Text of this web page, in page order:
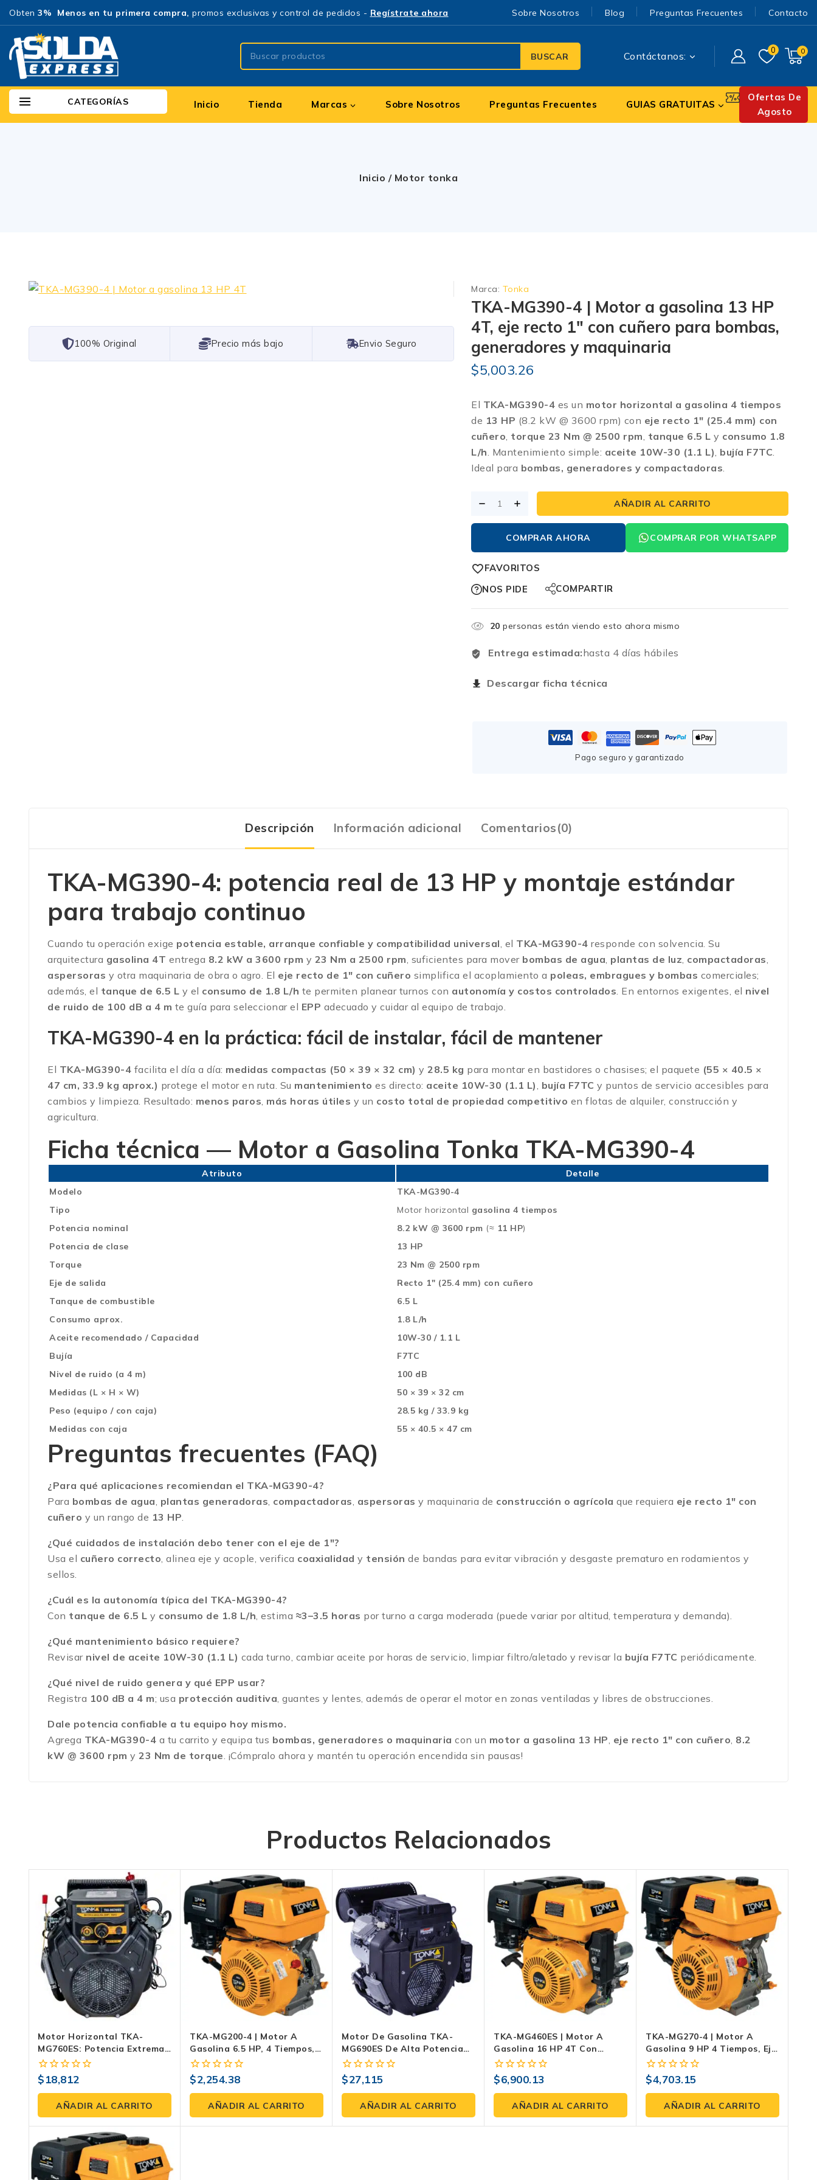
Obten 3% Menos en tu primera compra, promos exclusivas y control de pedidos - Regístrate ahora Sobre Nosotros Blog Preguntas Frecuentes Contacto
BUSCAR Contáctanos: 0 0
CATEGORÍAS Inicio Tienda Marcas Sobre Nosotros Preguntas Frecuentes GUIAS GRATUITAS
Ofertas De
Agosto
Inicio / Motor tonka
101% Original Lowest Price Free Shipping
Marca: Tonka
TKA-MG390-4 | Motor a gasolina 13 HP
4T, eje recto 1″ con cuñero para bombas,
generadores y maquinaria
$5,003.26
El TKA-MG390-4 es un motor horizontal a gasolina 4 tiempos
de 13 HP (8.2 kW @ 3600 rpm) con eje recto 1″ (25.4 mm) con
cuñero torque 23 Nm @ 2500 rpm tanque 6.5 L y consumo 1.8
L/h . Mantenimiento simple: aceite 10W-30 (1.1 L) bujía F7TC
Ideal para bombas, generadores y compactadoras
AÑADIR AL CARRITO
COMPRAR AHORA COMPRAR POR WHATSAPP
FAVORITOS
NOS PIDE
COMPARTIR
20 personas están viendo esto ahora mismo
Entrega estimada:hasta 4 días hábiles
Descargar ficha técnica
Pago seguro y garantizado
Descripción Información adicional Comentarios(0)
TKA-MG390-4: potencia real de 13 HP y montaje estándar
para trabajo continuo
Cuando tu operación exige potencia estable, arranque confiable y compatibilidad universal, el TKA-MG390-4 responde con solvencia. Su
arquitectura gasolina 4T entrega 8.2 kW a 3600 rpm y 23 Nm a 2500 rpm, suficientes para mover bombas de agua, plantas de luz, compactadoras,
aspersoras y otra maquinaria de obra o agro. El eje recto de 1″ con cuñero simplifica el acoplamiento a poleas, embragues y bombas comerciales;
además, el tanque de 6.5 L y el consumo de 1.8 L/h te permiten planear turnos con autonomía y costos controlados. En entornos exigentes, el nivel
de ruido de 100 dB a 4 m te guía para seleccionar el EPP adecuado y cuidar al equipo de trabajo.
TKA-MG390-4 en la práctica: fácil de instalar, fácil de mantener
El TKA-MG390-4 facilita el día a día: medidas compactas (50 × 39 × 32 cm) y 28.5 kg para montar en bastidores o chasises; el paquete (55 × 40.5 ×
47 cm, 33.9 kg aprox.) protege el motor en ruta. Su mantenimiento es directo: aceite 10W-30 (1.1 L), bujía F7TC y puntos de servicio accesibles para
cambios y limpieza. Resultado: menos paros, más horas útiles y un costo total de propiedad competitivo en flotas de alquiler, construcción y
agricultura.
Ficha técnica — Motor a Gasolina Tonka TKA-MG390-4
Atributo
Detalle
Modelo
TKA-MG390-4
Tipo
Motor horizontal gasolina 4 tiempos
Potencia nominal
8.2 kW @ 3600 rpm (≈ 11 HP)
Potencia de clase
13 HP
Torque
23 Nm @ 2500 rpm
Eje de salida
Recto 1″ (25.4 mm) con cuñero
Tanque de combustible
6.5 L
Consumo aprox.
1.8 L/h
Aceite recomendado / Capacidad
10W-30 / 1.1 L
Bujía
F7TC
Nivel de ruido (a 4 m)
100 dB
Medidas (L × H × W)
50 × 39 × 32 cm
Peso (equipo / con caja)
28.5 kg / 33.9 kg
Medidas con caja
55 × 40.5 × 47 cm
Preguntas frecuentes (FAQ)
¿Para qué aplicaciones recomiendan el TKA-MG390-4?
Para bombas de agua, plantas generadoras, compactadoras, aspersoras y maquinaria de construcción o agrícola que requiera eje recto 1″ con
cuñero y un rango de 13 HP.
¿Qué cuidados de instalación debo tener con el eje de 1″?
Usa el cuñero correcto, alinea eje y acople, verifica coaxialidad y tensión de bandas para evitar vibración y desgaste prematuro en rodamientos y
sellos.
¿Cuál es la autonomía típica del TKA-MG390-4?
Con tanque de 6.5 L y consumo de 1.8 L/h, estima ≈3–3.5 horas por turno a carga moderada (puede variar por altitud, temperatura y demanda).
¿Qué mantenimiento básico requiere?
Revisar nivel de aceite 10W-30 (1.1 L) cada turno, cambiar aceite por horas de servicio, limpiar filtro/aletado y revisar la bujía F7TC periódicamente.
¿Qué nivel de ruido genera y qué EPP usar?
Registra 100 dB a 4 m; usa protección auditiva, guantes y lentes, además de operar el motor en zonas ventiladas y libres de obstrucciones.
Dale potencia confiable a tu equipo hoy mismo.
Agrega TKA-MG390-4 a tu carrito y equipa tus bombas, generadores o maquinaria con un motor a gasolina 13 HP, eje recto 1″ con cuñero, 8.2
kW @ 3600 rpm y 23 Nm de torque. ¡Cómpralo ahora y mantén tu operación encendida sin pausas!
Productos Relacionados
Motor Horizontal TKA-
MG760ES: Potencia Extrema
De 26 HP Para Tu Maquinaria
0
fuera
5
$18,812
AÑADIR AL CARRITO
TKA-MG200-4 | Motor A
Gasolina 6.5 HP, 4 Tiempos,
Eje Recto 3/4″ Con Cuñero
Para Bomba, Generador Y
Maquinaria
0
fuera
5
$2,254.38
AÑADIR AL CARRITO
Motor De Gasolina TKA-
MG690ES De Alta Potencia
Con 22HP Y Arranque
Eléctrico – Ideal Para Equipos
Industriales
0
fuera
5
$27,115
AÑADIR AL CARRITO
TKA-MG460ES | Motor A
Gasolina 16 HP 4T Con
Marcha, Eje Recto 1″ Con
Cuñero Para Bombas,
Generadores Y Maquinaria
0
fuera
5
$6,900.13
AÑADIR AL CARRITO
TKA-MG270-4 | Motor A
Gasolina 9 HP 4 Tiempos, Eje
Recto 1″ Con Cuñero Para
Bombas, Generadores Y
Maquinaria
0
fuera
5
$4,703.15
AÑADIR AL CARRITO